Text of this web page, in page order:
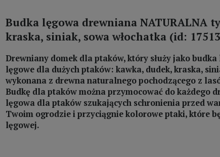
Budka lęgowa drewniana NATURALNA
kraska, siniak, sowa włochatka (id:
Drewniany domek dla ptaków, który służy jako
lęgowe dla dużych ptaków: kawka, dudek, kraska,
wykonana z drewna naturalnego pochodzącego z
Budkę dla ptaków można przymocować do każdego
lęgowa dla ptaków szukających schronienia przed
Twoim ogrodzie i przyciągnie kolorowe ptaki, które
lęgowej.